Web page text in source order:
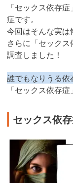
「セックス依存
症です。
今回はそんな実は
さらに「セック
調査しました！
誰でもなりうる依
「セックス依存
セックス依